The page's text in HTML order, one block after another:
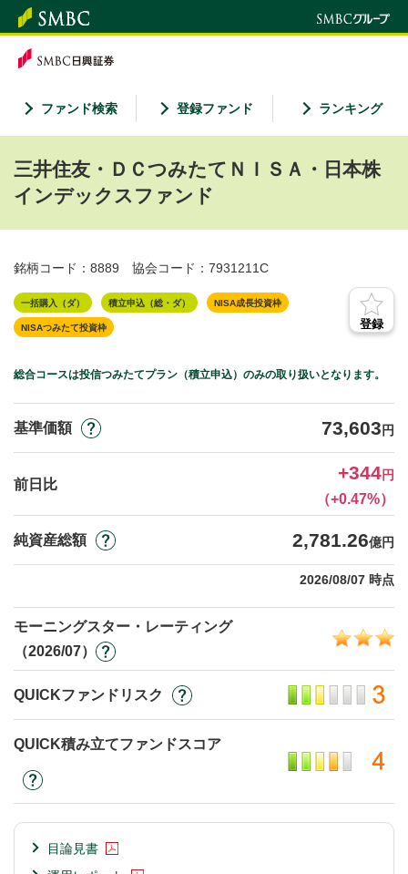
ファンド検索 登録ファンド ランキング
三井住友・ＤＣつみたてＮＩＳＡ・日本株
インデックスファンド
銘柄コード：8889 協会コード：7931211C
一括購入（ダ） 積立申込（総・ダ） NISA成長投資枠
NISAつみたて投資枠 登録
総合コースは投信つみたてプラン（積立申込）のみの取り扱いとなります。
基準価額 73,603 円
前日比
+344円
（+0.47%）
純資産総額 2,781.26億円
2026/08/07 時点
モーニングスター・レーティング
（2026/07）
QUICKファンドリスク
QUICK積み立てファンドスコア
目論見書